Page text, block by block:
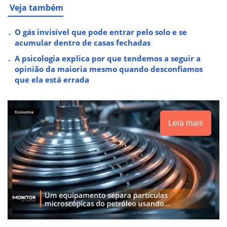
Veja também
O gás invisível que pode entrar pelo solo e se
acumular dentro de casas fechadas
A psicologia explica por que tendemos a seguir a
opinião da maioria mesmo quando desconfiamos
que ela está errada
Leia mais